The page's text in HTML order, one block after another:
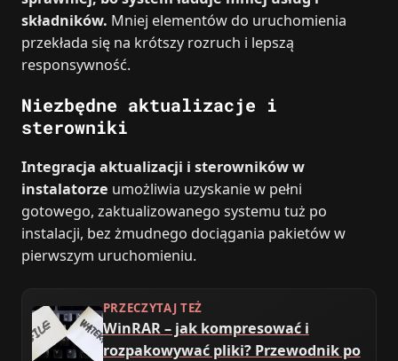
składników. Mniej elementów do uruchomienia
przekłada się na krótszy rozruch i lepszą
responsywność.
Niezbędne aktualizacje i
sterowniki
Integracja aktualizacji i sterowników w
instalatorze umożliwia uzyskanie w pełni
gotowego, zaktualizowanego systemu tuż po
instalacji, bez żmudnego dociągania pakietów w
pierwszym uruchomieniu.
PRZECZYTAJ TEŻ
WinRAR – jak kompresować i
rozpakowywać pliki? Przewodnik po